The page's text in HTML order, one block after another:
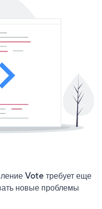
Vote требует еще
новые проблемы